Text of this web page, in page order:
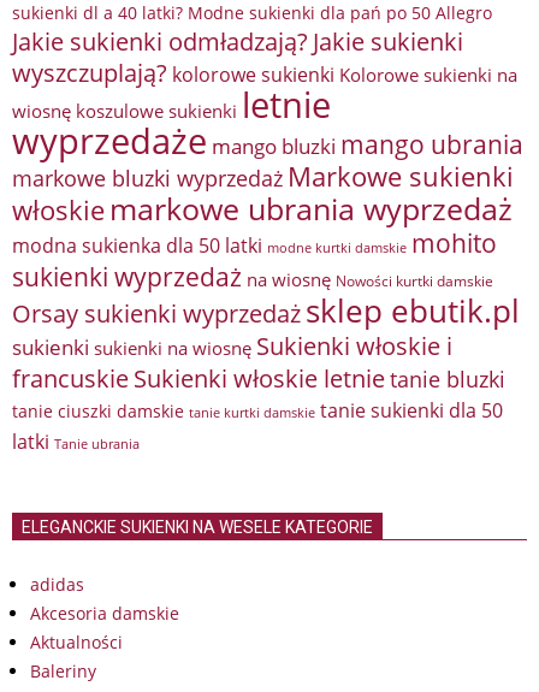
sukienki dl a 40 latki? Modne sukienki dla pań po 50 Allegro
Jakie sukienki odmładzają? Jakie sukienki
wyszczuplają? kolorowe sukienki Kolorowe sukienki na
wiosnę koszulowe sukienki letnie
wyprzedaże mango bluzki mango ubrania
markowe bluzki wyprzedaż Markowe sukienki
włoskie markowe ubrania wyprzedaż
modna sukienka dla 50 latki modne kurtki damskie mohito
sukienki wyprzedaż na wiosnę Nowości kurtki damskie
Orsay sukienki wyprzedażsklep ebutik.pl
sukienki sukienki na wiosnę Sukienki włoskie i
francuskieSukienki włoskie letnietanie bluzki
tanie ciuszki damskie tanie kurtki damskie tanie sukienki dla 50
latki Tanie ubrania
ELEGANCKIE SUKIENKI NA WESELE KATEGORIE
adidas
Akcesoria damskie
Aktualności
Baleriny